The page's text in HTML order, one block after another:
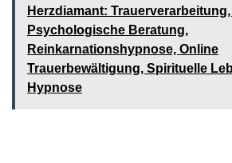
Herzdiamant:
Psychologische Beratung,
Reinkarnationshypnose, Online
Trauerbewältigung, Spirituelle
Hypnose